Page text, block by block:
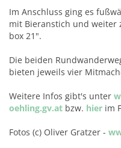
Im Anschluss ging es
mit Bieranstich und weiter
box 21".
Die beiden
bieten jeweils vier
Weitere Infos gibt's unter
oehling.gv.at bzw. hier im
Fotos (c) Oliver Gratzer -